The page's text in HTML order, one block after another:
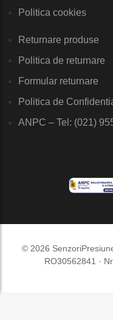
Politica cookies
Returnare produse
Politica de returnare
Formular returnare
Politica de
ANPC – Tel: (021)
© 2026
RO30562841 ·